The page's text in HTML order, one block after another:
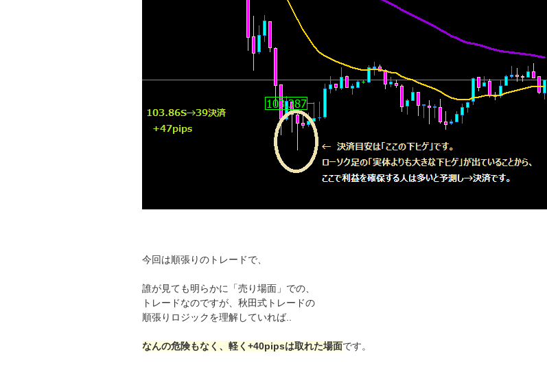
今回は順張りのトレードで、
誰が見ても明らかに「売り場面」での、
トレードなのですが、秋田式トレードの
順張りロジックを理解していれば..
なんの危険もなく、軽く+40pipsは取れた場面です。